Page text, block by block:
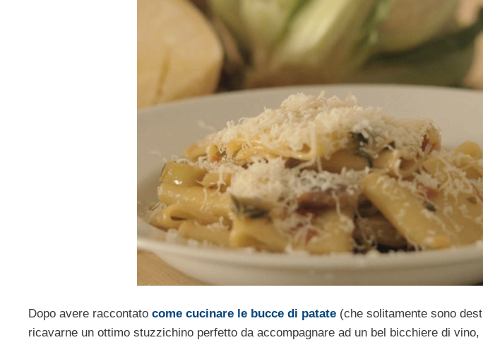
Dopo avere raccontato come cucinare le bucce di patate (che solitamente sono
ricavarne un ottimo stuzzichino perfetto da accompagnare ad un bel bicchiere di vino,